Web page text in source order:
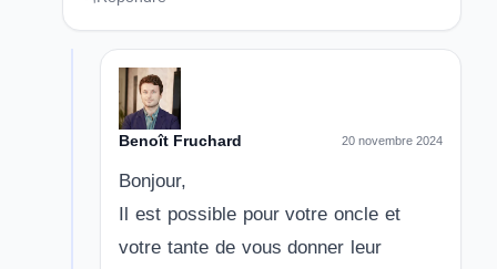
Benoît Fruchard 20 novembre 2024
Bonjour,
Il est possible pour votre oncle et
votre tante de vous donner leur